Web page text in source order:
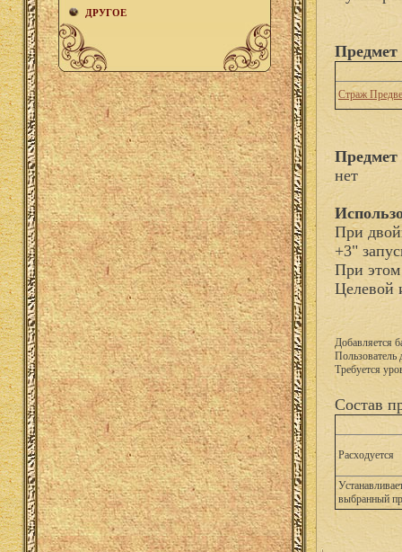
ДРУГОЕ
Предмет
Страж
Предмет
нет
При
+3"
При этом
Целевой
Добавляется
Пользователь
Требуется
Состав
Расходуется
выбранный